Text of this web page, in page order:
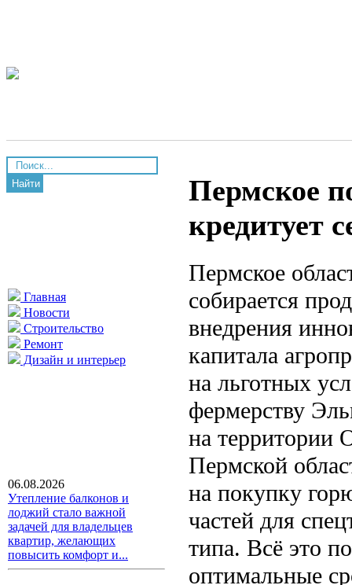
Найти
Главная
Новости
Строительство
Ремонт
Дизайн и интерьер
06.08.2026
Утепление балконов и
лоджий стало важной
задачей для владельцев
квартир, желающих
повысить комфорт и...
Пермское
кредитует
Пермское
собирается
внедрения
капитала
на льготных
фермерству
на территории
Пермской
на покупку
частей для
типа. Всё это
оптимальные